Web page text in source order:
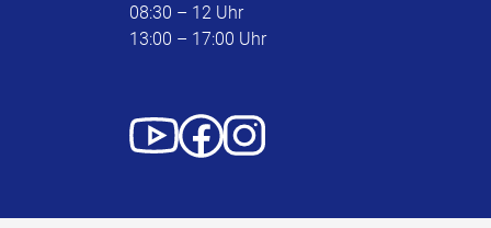
08:30 – 12 Uhr
13:00 – 17:00 Uhr